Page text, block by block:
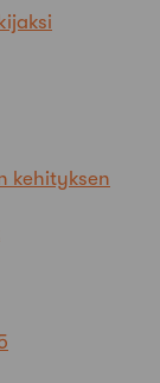
kehityksen